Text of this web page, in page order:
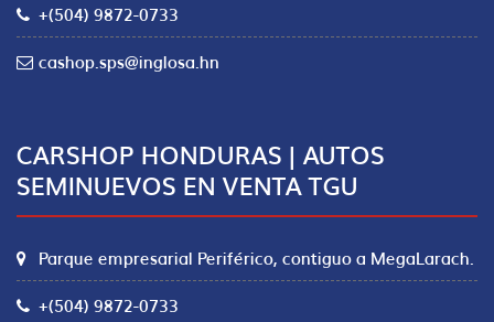
+(504) 9872-0733
cashop.sps@inglosa.hn
CARSHOP HONDURAS | AUTOS
SEMINUEVOS EN VENTA TGU
Parque empresarial Periférico, contiguo a MegaLarach.
+(504) 9872-0733